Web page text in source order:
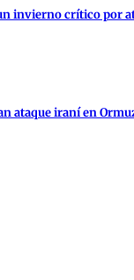
invierno crítico por
ataque iraní en